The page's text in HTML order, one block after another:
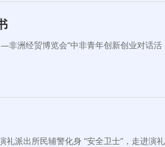
洲经贸博览会“中非青年创新创业对话活
派出所民辅警化身 “安全卫士”，走进演礼